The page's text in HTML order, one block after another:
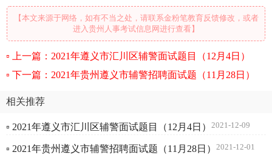
【本文来源于网络，如有不当之处，请联系金粉笔教育反馈修改，或者
进入贵州人事考试信息网进行查看】
上一篇：2021年遵义市汇川区辅警面试题目（12月4日）
下一篇：2021年贵州遵义市辅警招聘面试题（11月28日）
相关推荐
▫ 2021年遵义市汇川区辅警面试题目（12月4日） 2021-12-09
▫ 2021年贵州遵义市辅警招聘面试题（11月28日） 2021-12-01